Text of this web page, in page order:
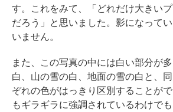
す。これをみて、「どれだけ大きい
だろう」と思いました。影になって
いません。
また、この写真の中には白い部分が
白、山の雪の白、地面の雪の白と、
ぞれの色がはっきり区別することが
もギラギラに強調されているわけで